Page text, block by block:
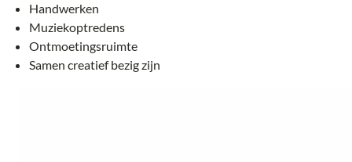
Handwerken
Muziekoptredens
Ontmoetingsruimte
Samen creatief bezig zijn